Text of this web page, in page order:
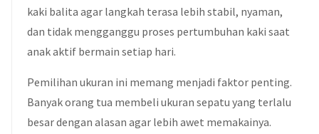
kaki balita agar langkah terasa lebih stabil, nyaman,
dan tidak mengganggu proses pertumbuhan kaki saat
anak aktif bermain setiap hari.
Pemilihan ukuran ini memang menjadi faktor penting.
Banyak orang tua membeli ukuran sepatu yang terlalu
besar dengan alasan agar lebih awet memakainya.